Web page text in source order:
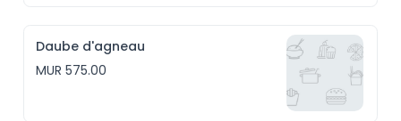
Daube d'agneau
MUR 575.00